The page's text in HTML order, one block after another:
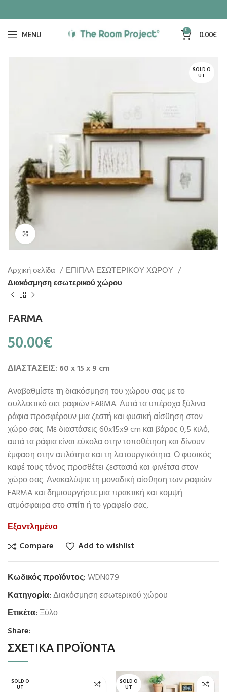
MENU 0 0.00€
SOLD O
UT
Αρχική σελίδα
ΕΠΙΠΛΑ ΕΣΩΤΕΡΙΚΟΥ ΧΩΡΟΥ
Διακόσμηση εσωτερικού χώρου
FARMA
50.00€
ΔΙΑΣΤΑΣΕΙΣ: 60 x 15 x 9 cm
Αναβαθμίστε τη διακόσμηση του χώρου σας με το
συλλεκτικό σετ ραφιών FARMA. Αυτά τα υπέροχα ξύλινα
ράφια προσφέρουν μια ζεστή και φυσική αίσθηση στον
χώρο σας. Με διαστάσεις 60x15x9 cm και βάρος 0,5 κιλό,
αυτά τα ράφια είναι εύκολα στην τοποθέτηση και δίνουν
έμφαση στην απλότητα και τη λειτουργικότητα. Ο φυσικός
καφέ τους τόνος προσθέτει ζεστασιά και φινέτσα στον
χώρο σας. Ανακαλύψτε τη μοναδική αίσθηση των ραφιών
FARMA και δημιουργήστε μια πρακτική και κομψή
ατμόσφαιρα στο σπίτι ή το γραφείο σας.
Εξαντλημένο
Compare
Add to wishlist
Κωδικός προϊόντος:WDN079
Κατηγορία:Διακόσμηση εσωτερικού χώρου
Ετικέτα:Ξύλο
Share:
ΣΧΕΤΙΚΆ ΠΡΟΪΌΝΤΑ
SOLD O
UT
SOLD O
UT